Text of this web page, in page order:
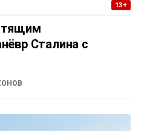
13+
Сталина с